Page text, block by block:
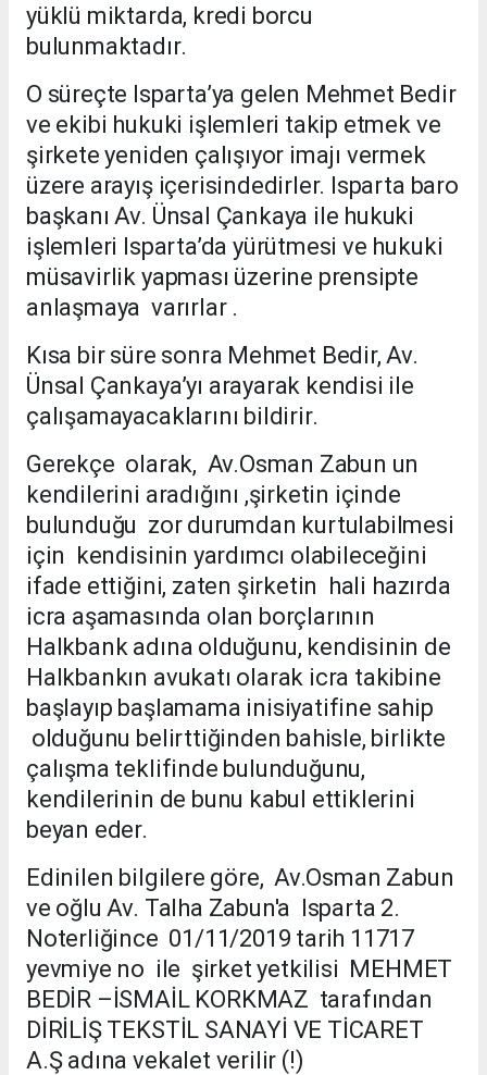
yüklü miktarda, kredi borcu
bulunmaktadır.
O süreçte Isparta’ya gelen Mehmet Bedir
ve ekibi hukuki işlemleri takip etmek ve
şirkete yeniden çalışıyor imajı vermek
üzere arayış içerisindedirler. Isparta baro
başkanı Av. Ünsal Çankaya ile hukuki
işlemleri Isparta’da yürütmesi ve hukuki
müsavirlik yapması üzerine prensipte
anlaşmaya varırlar .
Kısa bir süre sonra Mehmet Bedir, Av.
Ünsal Çankaya’yı arayarak kendisi ile
çalışamayacaklarını bildirir.
Gerekçe olarak, Av.Osman Zabun un
kendilerini aradığını ,şirketin içinde
bulunduğu zor durumdan kurtulabilmesi
için kendisinin yardımcı olabileceğini
ifade ettiğini, zaten şirketin hali hazırda
icra aşamasında olan borçlarının
Halkbank adına olduğunu, kendisinin de
Halkbankın avukatı olarak icra takibine
başlayıp başlamama inisiyatifine sahip
olduğunu belirttiğinden bahisle, birlikte
çalışma teklifinde bulunduğunu,
kendilerinin de bunu kabul ettiklerini
beyan eder.
Edinilen bilgilere göre, Av.Osman Zabun
ve oğlu Av. Talha Zabun'a Isparta 2.
Noterliğince 01/11/2019 tarih 11717
yevmiye no ile şirket yetkilisi MEHMET
BEDİR –İSMAİL KORKMAZ tarafından
DİRİLİŞ TEKSTİL SANAYİ VE TİCARET
A.Ş adına vekalet verilir (!)